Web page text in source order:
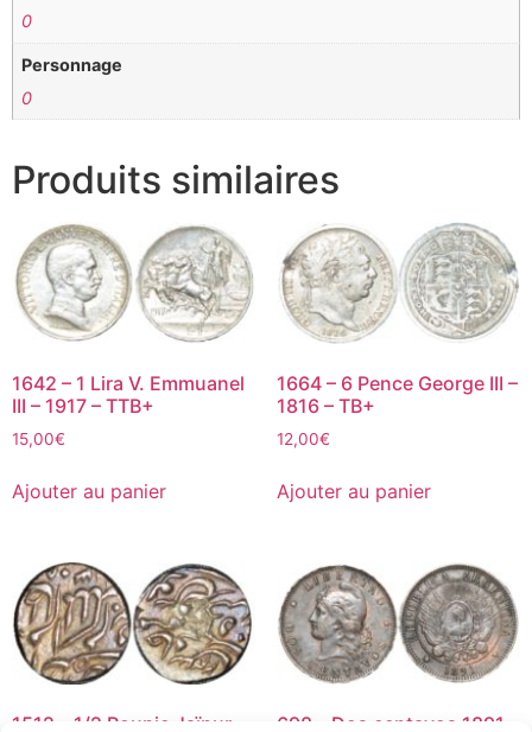
0
Personnage
0
Produits similaires
1642 – 1 Lira V. Emmuanel
III – 1917 – TTB+
15,00€
Ajouter au panier
1664 – 6 Pence George III –
1816 – TB+
12,00€
Ajouter au panier
1512 – 1/2 Roupie Jaïpur – 698 – Dos centavos 1891 –